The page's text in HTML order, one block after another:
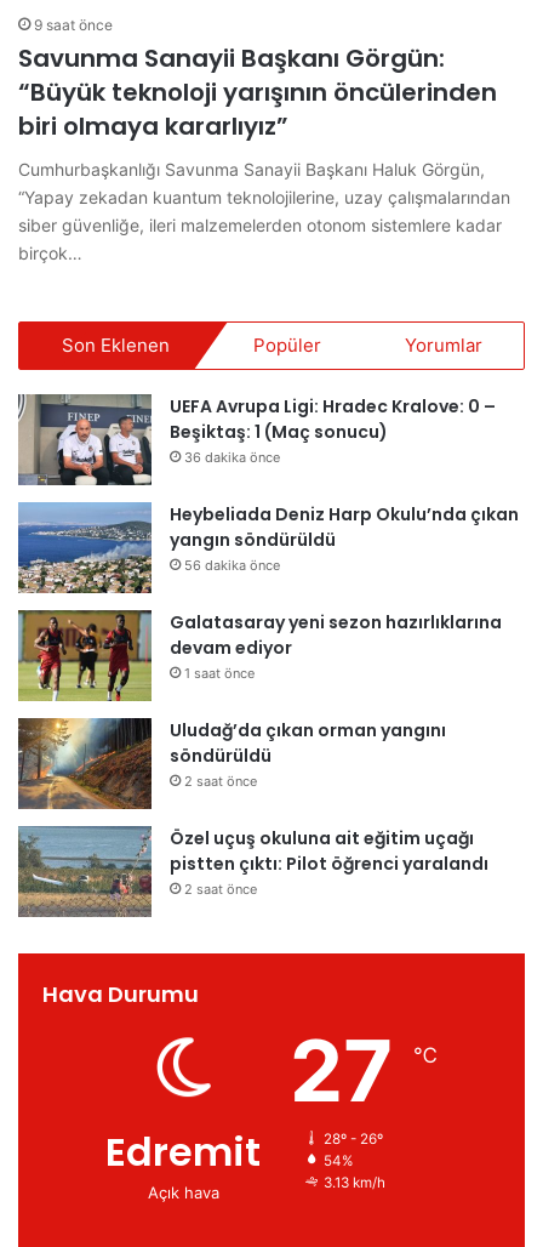
9 saat önce
Savunma Sanayii Başkanı Görgün:
“Büyük teknoloji yarışının öncülerinden
biri olmaya kararlıyız”
Cumhurbaşkanlığı Savunma Sanayii Başkanı Haluk Görgün,
“Yapay zekadan kuantum teknolojilerine, uzay çalışmalarından
siber güvenliğe, ileri malzemelerden otonom sistemlere kadar
birçok…
Son Eklenen Popüler Yorumlar
UEFA Avrupa Ligi: Hradec Kralove: 0 –
Beşiktaş: 1 (Maç sonucu)
36 dakika önce
Heybeliada Deniz Harp Okulu’nda çıkan
yangın söndürüldü
56 dakika önce
Galatasaray yeni sezon hazırlıklarına
devam ediyor
1 saat önce
Uludağ’da çıkan orman yangını
söndürüldü
2 saat önce
Özel uçuş okuluna ait eğitim uçağı
pistten çıktı: Pilot öğrenci yaralandı
2 saat önce
Hava Durumu
Edremit
Açık hava
27 ℃
28º - 26º
54%
3.13 km/h